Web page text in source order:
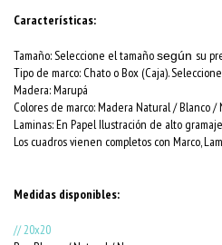
Características:
Tamaño: Seleccione el tamañosegún su
Tipo de marco: Chato o Box (Caja). Seleccione
Madera: Marupá
Colores de marco:Madera Natural / Blanco /
Laminas: En Papel Ilustración de alto
Los cuadros vienen completos con Marco,
Medidas disponibles:
// 20x20